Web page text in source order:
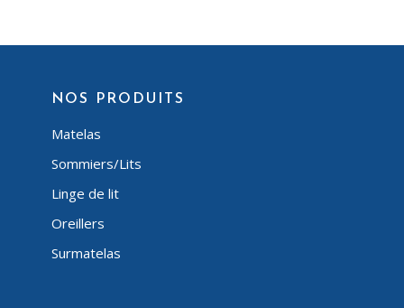
NOS PRODUITS
Matelas
Sommiers/Lits
Linge de lit
Oreillers
Surmatelas